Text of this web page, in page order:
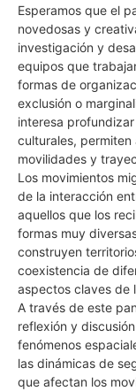
Esperamos que el
novedosas y
investigación y
equipos que
formas de
exclusión o
interesa
culturales, permiten
movilidades y
Los movimientos
de la interacción
aquellos que los
formas muy
construyen
coexistencia de
aspectos claves de
A través de este
reflexión y
fenómenos
las dinámicas de
que afectan los